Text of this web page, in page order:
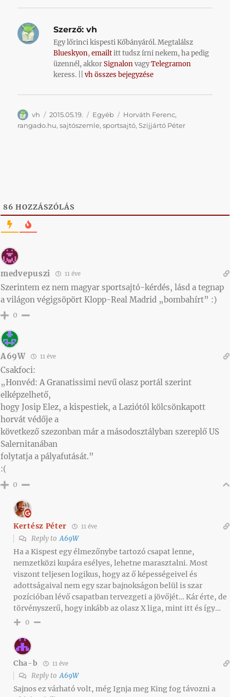
Szerző: vh
Egy lőrinci kispesti Kőbányáról. Megtalálsz
Blueskyon,emailtitt tudsz írni nekem, ha pedig
üzennél, akkorSignalonvagyTelegramon
keress. ||vh összes bejegyzése
Szerző
vh Közzétéve
2015.05.19. Kategória
Egyéb Címke
Horváth Ferenc,
rangado.hu,sajtószemle,sportsajtó,Szijjártó Péter
86 HOZZÁSZÓLÁS
medvepuszi 11 éve
Szerintem ez nem magyar sportsajtó-kérdés, lásd a tegnap
a világon végigsöpört Klopp-Real Madrid „bombahírt” :)
0
A69W 11 éve
Csakfoci:
„Honvéd: A Granatissimi nevű olasz portál szerint
elképzelhető,
hogy Josip Elez, a kispestiek, a Laziótól kölcsönkapott
horvát védője a
következő szezonban már a másodosztályban szereplő US
Salernitanában
folytatja a pályafutását.”
:(
0
Kertész Péter 11 éve
Reply toA69W
Ha a Kispest egy élmezőnybe tartozó csapat lenne,
nemzetközi kupára esélyes, lehetne marasztalni. Most
viszont teljesen logikus, hogy az ő képességeivel és
adottságaival nem egy szar bajnokságon belül is szar
pozícióban lévő csapatban tervezgeti a jövőjét… Kár érte, de
törvényszerű, hogy inkább az olasz X liga, mint itt és így…
0
Cha-b 11 éve
Reply toA69W
Sajnos ez várható volt, még Ignja meg King fog távozni a